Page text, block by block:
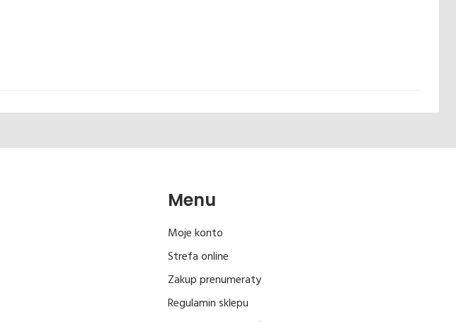
Menu
Moje konto
Strefa online
Zakup prenumeraty
Regulamin sklepu